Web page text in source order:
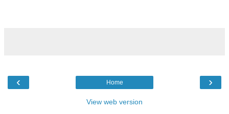
‹ ›
Home
View web version